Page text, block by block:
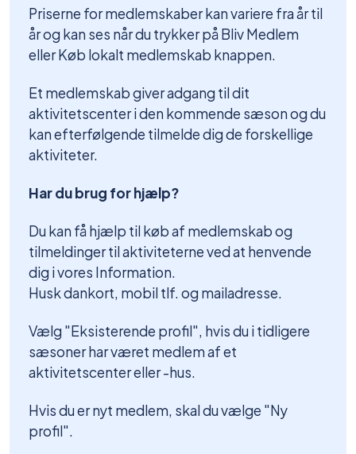
Priserne for medlemskaber kan variere fra år til
år og kan ses når du trykker på Bliv Medlem
eller Køb lokalt medlemskab knappen.
Et medlemskab giver adgang til dit
aktivitetscenter i den kommende sæson og du
kan efterfølgende tilmelde dig de forskellige
aktiviteter.
Har du brug for hjælp?
Du kan få hjælp til køb af medlemskab og
tilmeldinger til aktiviteterne ved at henvende
dig i vores Information.
Husk dankort, mobil tlf. og mailadresse.
Vælg "Eksisterende profil", hvis du i tidligere
sæsoner har været medlem af et
aktivitetscenter eller -hus.
Hvis du er nyt medlem, skal du vælge "Ny
profil".